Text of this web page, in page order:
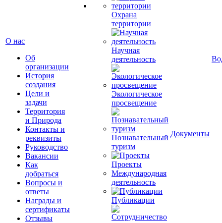
О нас
Об
организации
История
создания
Цели и
задачи
Территория
и Природа
Контакты и
реквизиты
Руководство
Вакансии
Как
добраться
Вопросы и
ответы
Награды и
сертификаты
Отзывы
Охрана
территории
Научная
деятельность
Экологическое
просвещение
Познавательный
туризм
Проекты
Международная
деятельность
Публикации
Документы